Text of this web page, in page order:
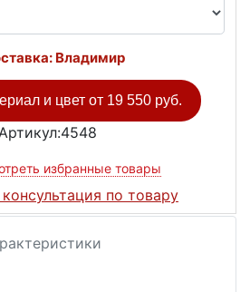
Владимир
и цвет от 19 550 руб.
избранные товары
по товару